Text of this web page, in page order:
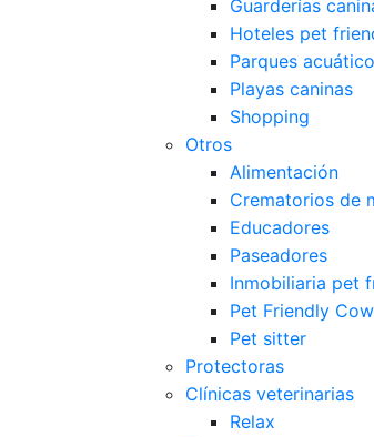
Guarderías
Hoteles pet
Parques
Playas caninas
Shopping
Otros
Alimentación
Crematorios de
Educadores
Paseadores
Inmobiliaria pet
Pet Friendly
Pet sitter
Protectoras
Clínicas veterinarias
Relax